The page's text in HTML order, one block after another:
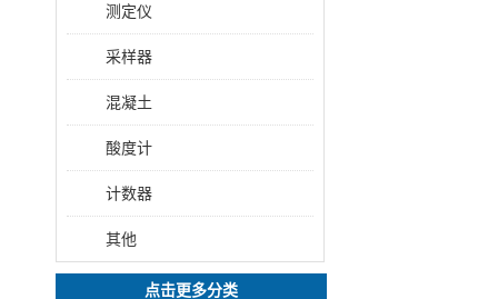
测定仪
采样器
混凝土
酸度计
计数器
其他
点击更多分类